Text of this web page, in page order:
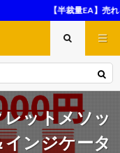
売れた！良コンテンツの高
ットメソッ
ンジケータ